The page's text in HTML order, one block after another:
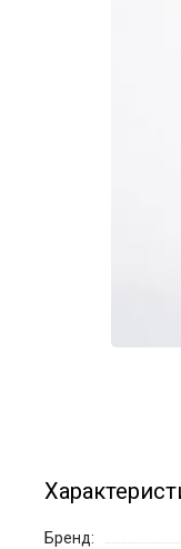
Бренд: